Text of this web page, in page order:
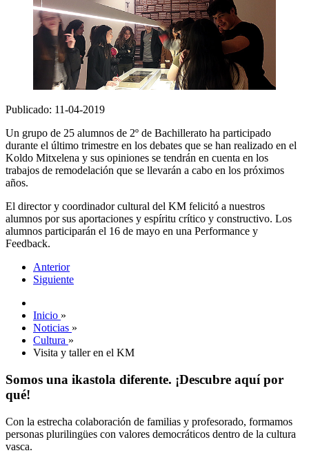
Publicado: 11-04-2019
Un grupo de 25 alumnos de 2º de Bachillerato ha participado
durante el último trimestre en los debates que se han realizado en el
Koldo Mitxelena y sus opiniones se tendrán en cuenta en los
trabajos de remodelación que se llevarán a cabo en los próximos
años.
El director y coordinador cultural del KM felicitó a nuestros
alumnos por sus aportaciones y espíritu crítico y constructivo. Los
alumnos participarán el 16 de mayo en una Performance y
Feedback.
Anterior
Siguiente
Inicio »
Noticias »
Cultura »
Visita y taller en el KM
Somos una ikastola diferente. ¡Descubre aquí por
qué!
Con la estrecha colaboración de familias y profesorado, formamos
personas plurilingües con valores democráticos dentro de la cultura
vasca.